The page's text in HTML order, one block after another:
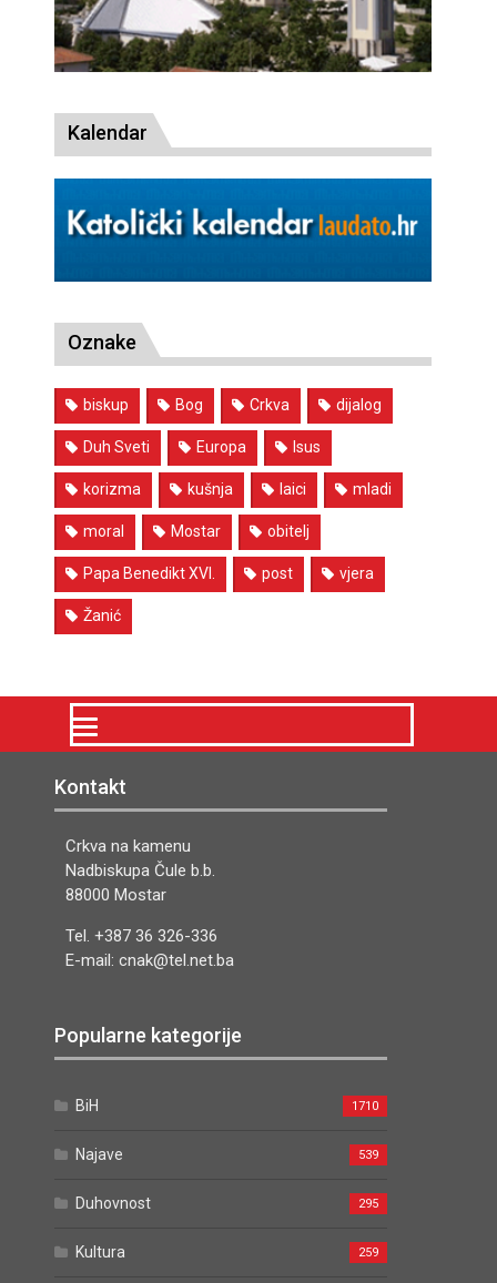
Kalendar
Oznake
biskup Bog Crkva dijalog
Duh Sveti Europa Isus
korizma kušnja laici mladi
moral Mostar obitelj
Papa Benedikt XVI. post vjera
Žanić
Kontakt
Crkva na kamenu
Nadbiskupa Čule b.b.
88000 Mostar
Tel. +387 36 326-336
E-mail: cnak@tel.net.ba
Popularne kategorije
BiH 1710
Najave 539
Duhovnost 295
Kultura 259